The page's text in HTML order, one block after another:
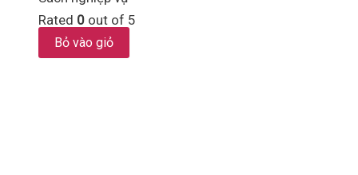
Rated 0 out of 5
Bỏ vào giỏ